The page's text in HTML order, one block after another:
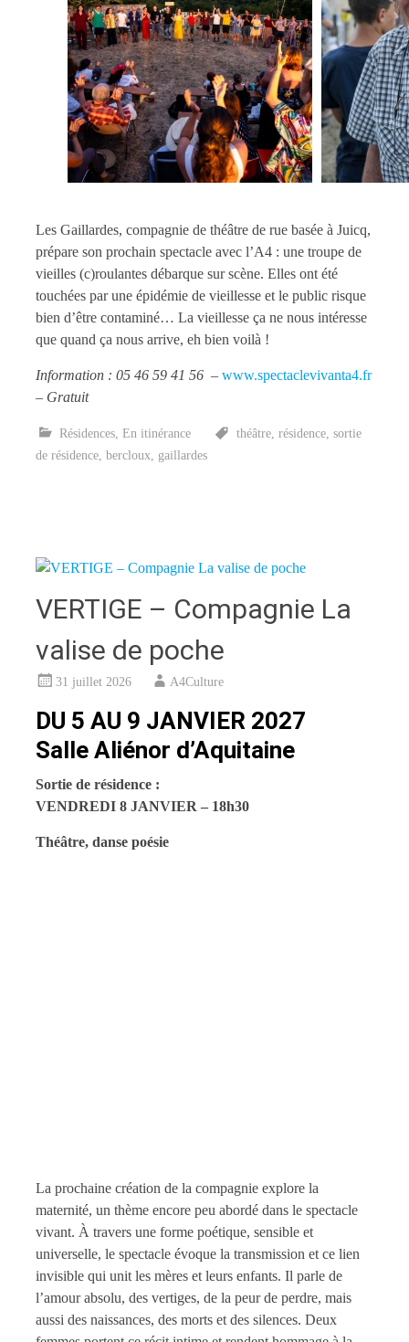
Les Gaillardes, compagnie de théâtre de rue basée à Juicq,
prépare son prochain spectacle avec l’A4 : une troupe de
vieilles (c)roulantes débarque sur scène. Elles ont été
touchées par une épidémie de vieillesse et le public risque
bien d’être contaminé… La vieillesse ça ne nous intéresse
que quand ça nous arrive, eh bien voilà !
Information : 05 46 59 41 56 – www.spectaclevivanta4.fr
– Gratuit
Résidences, En itinérance théâtre, résidence, sortie
de résidence, bercloux gaillardes
VERTIGE – Compagnie La
valise de poche
31 juillet 2026 A4Culture
DU 5 AU 9 JANVIER 2027
Salle Aliénor d’Aquitaine
Sortie de résidence :
VENDREDI 8 JANVIER – 18h30
Théâtre, danse poésie
La prochaine création de la compagnie explore la
maternité, un thème encore peu abordé dans le spectacle
vivant. À travers une forme poétique, sensible et
universelle, le spectacle évoque la transmission et ce lien
invisible qui unit les mères et leurs enfants. Il parle de
l’amour absolu, des vertiges, de la peur de perdre, mais
aussi des naissances, des morts et des silences. Deux